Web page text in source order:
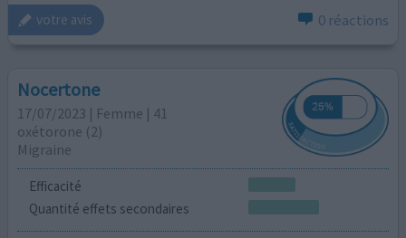
votre avis 0 réactions
Nocertone
17/07/2023 | Femme | 41
oxétorone (2)
Migraine
Efficacité
Quantité effets secondaires